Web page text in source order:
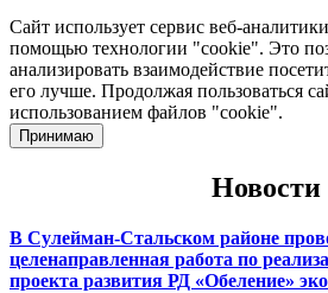
Сайт использует сервис веб-аналитики
помощью технологии "cookie". Это
анализировать взаимодействие
его лучше. Продолжая пользоваться
использованием файлов "cookie".
Принимаю
Новости
В Сулейман-Стальском районе
целенаправленная работа по
проекта развития РД «Обеление»